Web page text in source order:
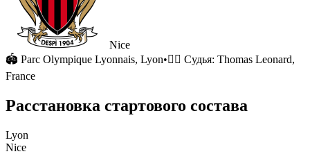
Nice
🏟 Parc Olympique Lyonnais, Lyon•🧑‍⚖️ Судья: Thomas Leonard,
France
Расстановка стартового состава
Lyon
Nice